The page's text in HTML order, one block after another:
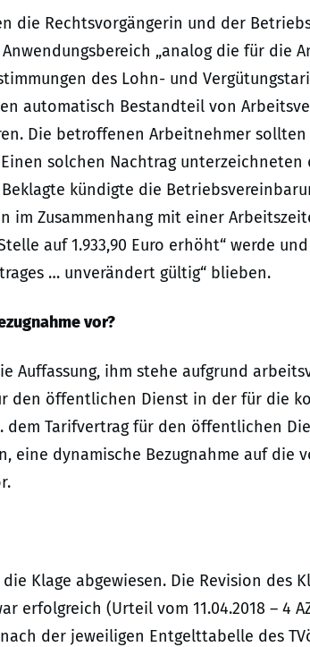
die Rechtsvorgängerin und der
„analog die für die
des Lohn- und
automatisch Bestandteil von
Die betroffenen Arbeitnehmer
solchen Nachtrag
kündigte die
im Zusammenhang mit einer
auf 1.933,90 Euro erhöht“ werde
… unverändert gültig“ blieben.
vor?
Auffassung, ihm stehe aufgrund
den öffentlichen Dienst in der für die
dem Tarifvertrag für den öffentlichen
eine dynamische Bezugnahme auf die
Klage abgewiesen. Die Revision des
erfolgreich (Urteil vom 11.04.2018 – 4
der jeweiligen Entgelttabelle des